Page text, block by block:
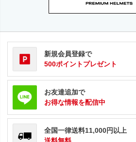
新規会員登録で
500ポイントプレゼント
お友達追加で
お得な情報を配信中
全国一律送料11,000円以上